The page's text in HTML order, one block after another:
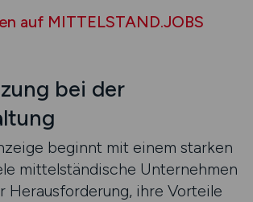
auf MITTELSTAND.JOBS
bei der
beginnt mit einem starken
mittelständische Unternehmen
Herausforderung, ihre Vorteile